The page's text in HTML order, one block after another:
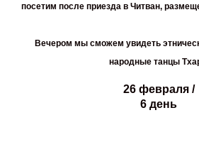
посетим после приезда в Читван,
Вечером мы сможем увидеть
народные танцы
26 февраля /
6 день